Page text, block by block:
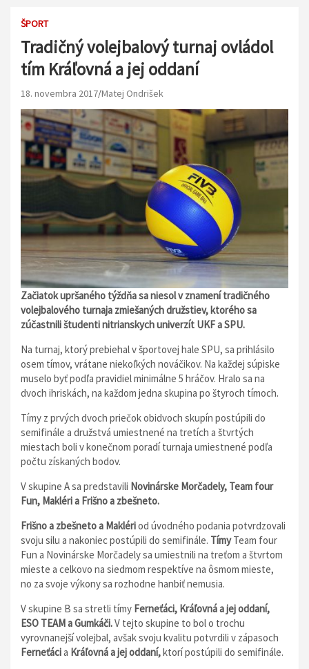
ŠPORT
Tradičný volejbalový turnaj ovládol
tím Kráľovná a jej oddaní
18. novembra 2017 Matej Ondrišek
Začiatok upršaného týždňa sa niesol v znamení tradičného
volejbalového turnaja zmiešaných družstiev, ktorého sa
zúčastnili študenti nitrianskych univerzít UKF a SPU.
Na turnaj, ktorý prebiehal v športovej hale SPU, sa prihlásilo
osem tímov, vrátane niekoľkých nováčikov. Na každej súpiske
muselo byť podľa pravidiel minimálne 5 hráčov. Hralo sa na
dvoch ihriskách, na každom jedna skupina po štyroch tímoch.
Tímy z prvých dvoch priečok obidvoch skupín postúpili do
semifinále a družstvá umiestnené na tretích a štvrtých
miestach boli v konečnom poradí turnaja umiestnené podľa
počtu získaných bodov.
V skupine A sa predstavili Novinárske Morčadely, Team four
Fun, Makléri a Frišno a zbešneto.
Frišno a zbešneto a Maklériod úvodného podania potvrdzovali
svoju silu a nakoniec postúpili do semifinále. TímyTeam four
Fun a Novinárske Morčadely sa umiestnili na treťom a štvrtom
mieste a celkovo na siedmom respektíve na ôsmom mieste,
no za svoje výkony sa rozhodne hanbiť nemusia.
V skupine B sa stretli tímy Ferneťáci, Kráľovná a jej oddaní,
ESO TEAM a Gumkáči.V tejto skupine to bol o trochu
vyrovnanejší volejbal, avšak svoju kvalitu potvrdili v zápasoch
Ferneťácia Kráľovná a jej oddaní,ktorí postúpili do semifinále.